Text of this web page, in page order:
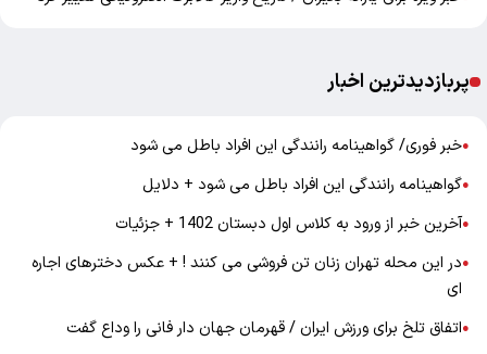
پربازدیدترین اخبار
●خبر فوری/ گواهینامه رانندگی این افراد باطل می شود
●گواهینامه رانندگی این افراد باطل می شود + دلایل
●آخرین خبر از ورود به کلاس اول دبستان 1402 + جزئیات
●در این محله تهران زنان تن فروشی می کنند ! + عکس دخترهای اجاره
ای
●اتفاق تلخ برای ورزش ایران / قهرمان جهان دار فانی را وداع گفت